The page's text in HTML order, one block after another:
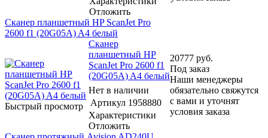
Отложить
Сканер планшетный HP ScanJet Pro
2600 f1 (20G05A) A4 белый
Быстрый просмотр
Сканер
планшетный HP
ScanJet Pro 2600 f1
(20G05A) A4 белый
Нет в наличии
Артикул 1958880
Характеристики
Отложить
20777 руб.
Под заказ
Наши менеджеры
обязательно свяжутся
с вами и уточнят
условия заказа